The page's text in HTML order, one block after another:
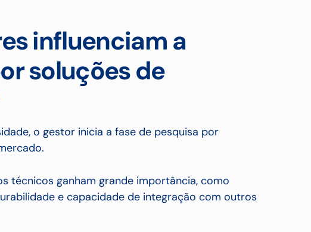
influenciam a
soluções de
o gestor inicia a fase de pesquisa por
técnicos ganham grande importância, como
e capacidade de integração com outros